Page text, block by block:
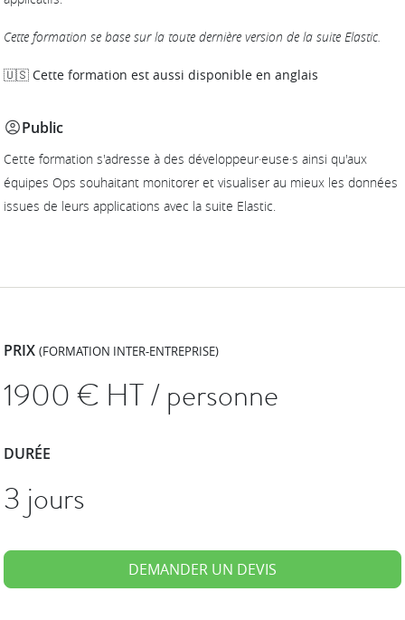
Cette formation se base sur la toute dernière version de la suite Elastic.
🇺🇸 Cette formation est aussi disponible en anglais
Public
Cette formation s'adresse à des développeur·euse·s ainsi qu'aux
équipes Ops souhaitant monitorer et visualiser au mieux les données
issues de leurs applications avec la suite Elastic.
PRIX(FORMATION INTER-ENTREPRISE)
1900€ HT / personne
DURÉE
3 jours
DEMANDER UN DEVIS